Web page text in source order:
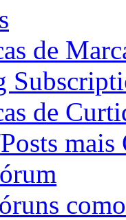
de
de
mais